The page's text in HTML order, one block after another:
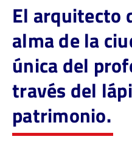
El arquitecto
alma de la
única del
través del
patrimonio.